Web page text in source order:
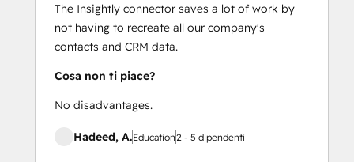
The Insightly connector saves a lot of work by
not having to recreate all our company's
contacts and CRM data.
Cosa non ti piace?
No disadvantages.
Hadeed, A.Education2 - 5 dipendenti